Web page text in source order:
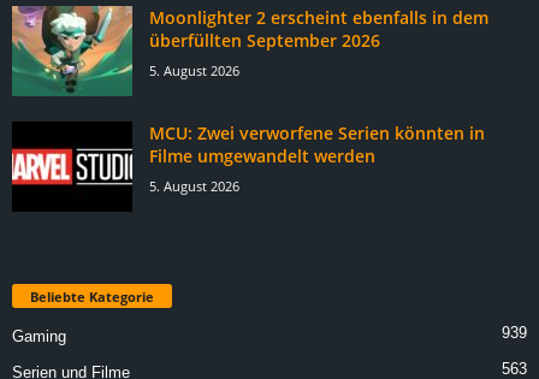
Moonlighter 2 erscheint ebenfalls in dem
überfüllten September 2026
5. August 2026
MCU: Zwei verworfene Serien könnten in
Filme umgewandelt werden
5. August 2026
Beliebte Kategorie
Gaming 939
Serien und Filme 563